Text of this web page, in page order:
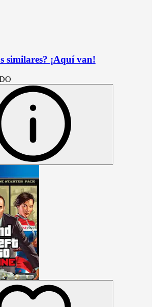
similares? ¡Aquí van!